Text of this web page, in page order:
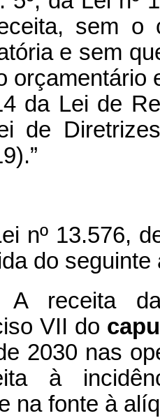
sem o
e sem
orçamentário
da Lei de
de
nº 13.576,
do seguinte
A receita
VII do
2030 nas
à
na fonte à